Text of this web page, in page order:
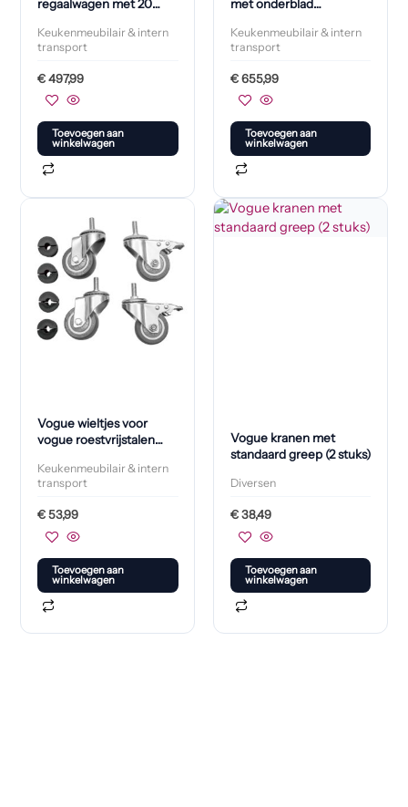
regaalwagen met 20
Keukenmeubilair & intern
transport
€497,99
Toevoegen aan
winkelwagen
met onderblad
Keukenmeubilair & intern
transport
€655,99
Toevoegen aan
winkelwagen
Vogue wieltjes voor
vogue roestvrijstalen
Keukenmeubilair & intern
transport
€53,99
Toevoegen aan
winkelwagen
Vogue kranen met
standaard greep (2 stuks)
Diversen
€38,49
Toevoegen aan
winkelwagen